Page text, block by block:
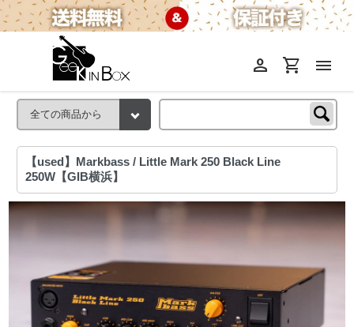
menu
shopping_cart
person
【used】Markbass / Little Mark 250 Black Line
250W【GIB横浜】